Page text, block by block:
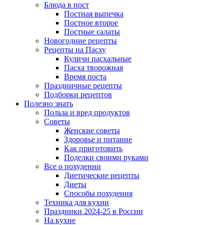
Блюда в пост
Постная выпечка
Постное второе
Постные салаты
Новогодние рецепты
Рецепты на Пасху
Куличи пасхальные
Пасха творожная
Время поста
Праздничные рецепты
Подборки рецептов
Полезно знать
Польза и вред продуктов
Советы
Женские советы
Здоровье и питание
Как приготовить
Поделки своими руками
Все о похудении
Диетические рецепты
Диеты
Способы похудения
Техника для кухни
Праздники 2024-25 в России
На кухне